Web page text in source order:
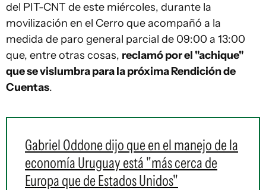
del PIT-CNT de este miércoles, durante la
movilización en el Cerro que acompañó a la
medida de paro general parcial de 09:00 a 13:00
que, entre otras cosas, reclamó por el "achique"
que se vislumbra para la próxima Rendición de
Cuentas.
Gabriel Oddone dijo que en el manejo de la
economía Uruguay está "más cerca de
Europa que de Estados Unidos"